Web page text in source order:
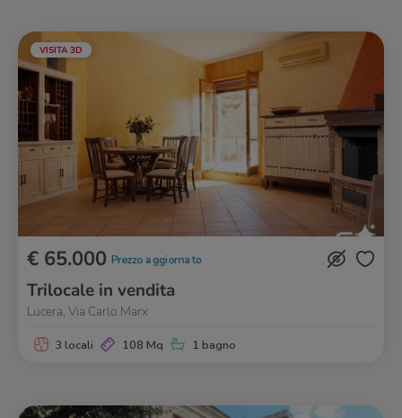
VISITA 3D
€ 65.000 Prezzo aggiornato
Trilocale in vendita
Lucera, Via Carlo Marx
3 locali 108 Mq 1 bagno